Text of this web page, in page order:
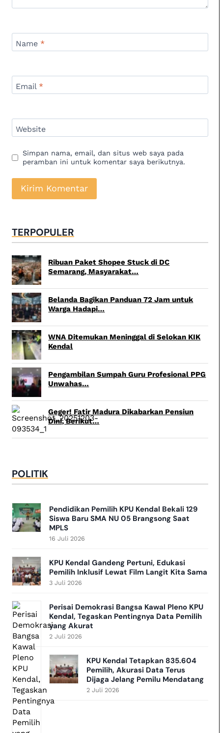
Name *
Email *
Website
Simpan nama, email, dan situs web saya pada
peramban ini untuk komentar saya berikutnya.
TERPOPULER
Ribuan Paket Shopee Stuck di DC
Semarang, Masyarakat…
Belanda Bagikan Panduan 72 Jam untuk
Warga Hadapi…
WNA Ditemukan Meninggal di Selokan KIK
Kendal
Pengambilan Sumpah Guru Profesional PPG
Unwahas…
Geger! Fatir Madura Dikabarkan Pensiun
Dini, Berikut…
POLITIK
Pendidikan Pemilih KPU Kendal Bekali 129
Siswa Baru SMA NU 05 Brangsong Saat
MPLS
16 Juli 2026
KPU Kendal Gandeng Pertuni, Edukasi
Pemilih Inklusif Lewat Film Langit Kita Sama
3 Juli 2026
Perisai Demokrasi Bangsa Kawal Pleno KPU
Kendal, Tegaskan Pentingnya Data Pemilih
yang Akurat
2 Juli 2026
KPU Kendal Tetapkan 835.604
Pemilih, Akurasi Data Terus
Dijaga Jelang Pemilu Mendatang
2 Juli 2026